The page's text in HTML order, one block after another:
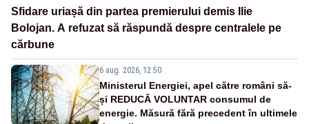
Sfidare uriașă din partea premierului demis Ilie
Bolojan. A refuzat să răspundă despre centralele pe
cărbune
6 aug. 2026, 12:50
Ministerul Energiei, apel către români să-
și REDUCĂ VOLUNTAR consumul de
energie. Măsură fără precedent în ultimele